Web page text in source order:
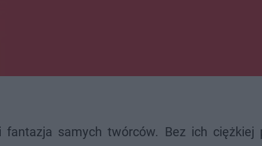
samych twórców. Bez ich ciężkiej